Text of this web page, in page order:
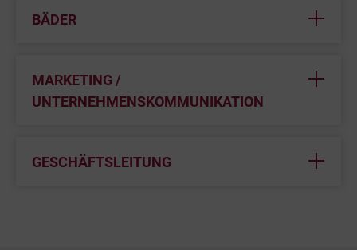
BÄDER
MARKETING /
UNTERNEHMENSKOMMUNIKATION
GESCHÄFTSLEITUNG